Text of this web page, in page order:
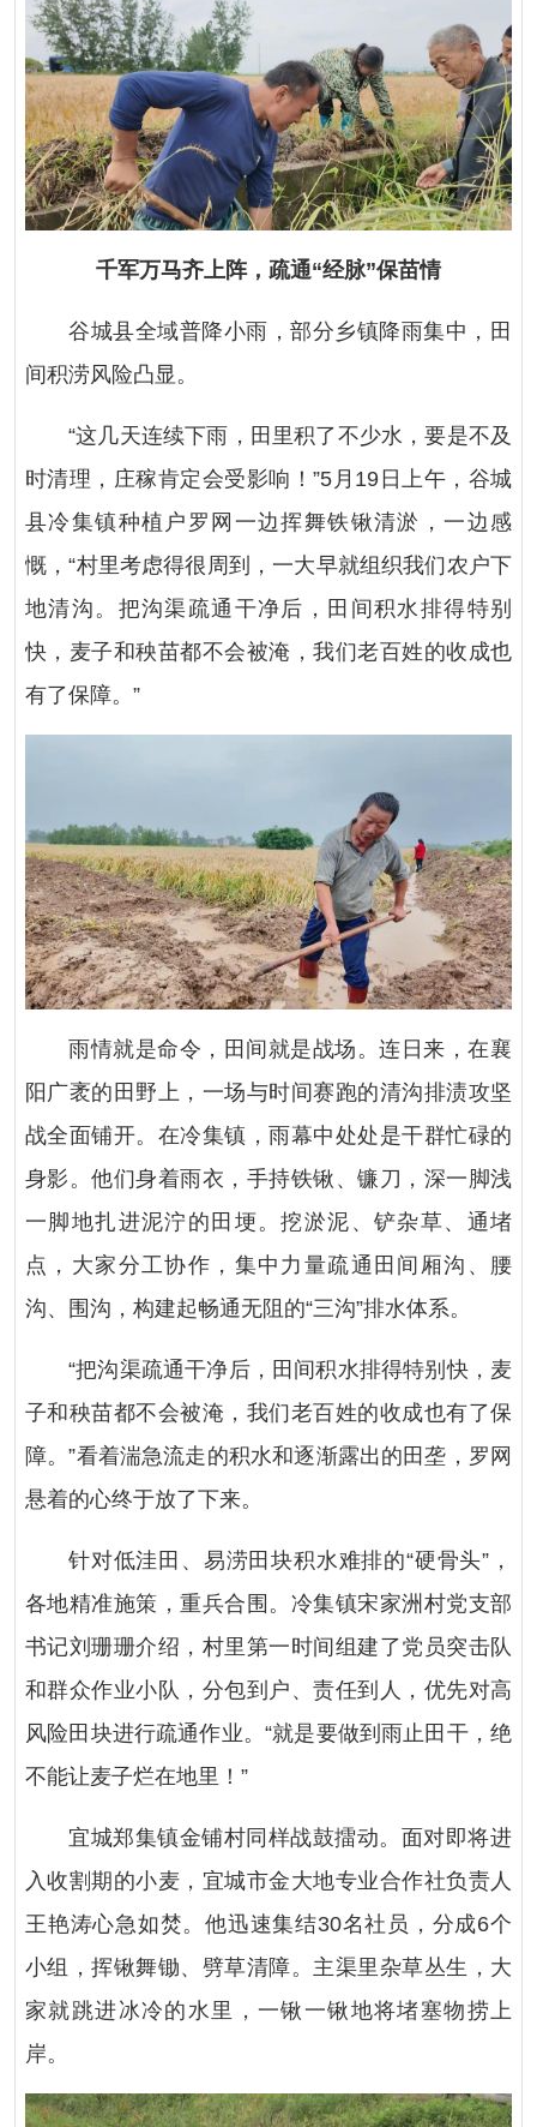
千军万马齐上阵，疏通“经脉”保苗情
谷城县全域普降小雨，部分乡镇降雨集中，田
间积涝风险凸显。
“这几天连续下雨，田里积了不少水，要是不及
时清理，庄稼肯定会受影响！”5月19日上午，谷城
县冷集镇种植户罗网一边挥舞铁锹清淤，一边感
慨，“村里考虑得很周到，一大早就组织我们农户下
地清沟。把沟渠疏通干净后，田间积水排得特别
快，麦子和秧苗都不会被淹，我们老百姓的收成也
有了保障。”
雨情就是命令，田间就是战场。连日来，在襄
阳广袤的田野上，一场与时间赛跑的清沟排渍攻坚
战全面铺开。在冷集镇，雨幕中处处是干群忙碌的
身影。他们身着雨衣，手持铁锹、镰刀，深一脚浅
一脚地扎进泥泞的田埂。挖淤泥、铲杂草、通堵
点，大家分工协作，集中力量疏通田间厢沟、腰
沟、围沟，构建起畅通无阻的“三沟”排水体系。
“把沟渠疏通干净后，田间积水排得特别快，麦
子和秧苗都不会被淹，我们老百姓的收成也有了保
障。”看着湍急流走的积水和逐渐露出的田垄，罗网
悬着的心终于放了下来。
针对低洼田、易涝田块积水难排的“硬骨头”，
各地精准施策，重兵合围。冷集镇宋家洲村党支部
书记刘珊珊介绍，村里第一时间组建了党员突击队
和群众作业小队，分包到户、责任到人，优先对高
风险田块进行疏通作业。“就是要做到雨止田干，绝
不能让麦子烂在地里！”
宜城郑集镇金铺村同样战鼓擂动。面对即将进
入收割期的小麦，宜城市金大地专业合作社负责人
王艳涛心急如焚。他迅速集结30名社员，分成6个
小组，挥锹舞锄、劈草清障。主渠里杂草丛生，大
家就跳进冰冷的水里，一锹一锹地将堵塞物捞上
岸。